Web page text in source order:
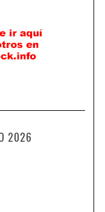
2026